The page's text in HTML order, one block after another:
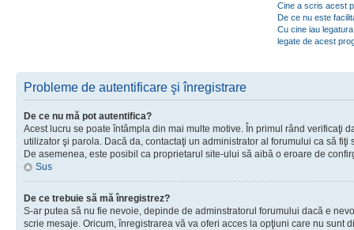
Cine a scris acest
De ce nu este
Cu cine iau
legate de acest
Probleme de autentificare şi înregistrare
De ce nu mă pot autentifica?
Acest lucru se poate întâmpla din mai multe motive. În primul rând verificaţi
utilizator şi parola. Dacă da, contactaţi un administrator al forumului ca să fiţi
De asemenea, este posibil ca proprietarul site-ului să aibă o eroare de
Sus
De ce trebuie să mă înregistrez?
S-ar putea să nu fie nevoie, depinde de adminstratorul forumului dacă e
scrie mesaje. Oricum, înregistrarea vă va oferi acces la opţiuni care nu sunt